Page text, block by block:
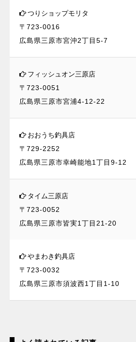
つりショップモリタ
〒723-0016
広島県三原市宮沖2丁目5-7
フィッシュオン三原店
〒723-0051
広島県三原市宮浦4-12-22
おおうち釣具店
〒729-2252
広島県三原市幸崎能地1丁目9-12
タイム三原店
〒723-0052
広島県三原市皆実1丁目21-20
やまわき釣具店
〒723-0032
広島県三原市須波西1丁目1-10